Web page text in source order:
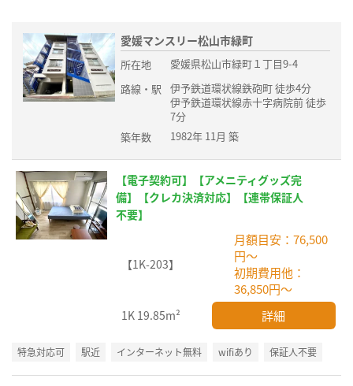
愛媛マンスリー松山市緑町
所在地
愛媛県松山市緑町１丁目9-4
路線・駅
伊予鉄道環状線鉄砲町 徒歩4分
伊予鉄道環状線赤十字病院前 徒歩
7分
築年数
1982年 11月 築
【電子契約可】【アメニティグッズ完
備】【クレカ決済対応】【連帯保証人
不要】
【1K-203】
月額目安：76,500
円～
初期費用他：
36,850円～
1K 19.85m² 詳細
特急対応可 駅近 インターネット無料 wifiあり 保証人不要